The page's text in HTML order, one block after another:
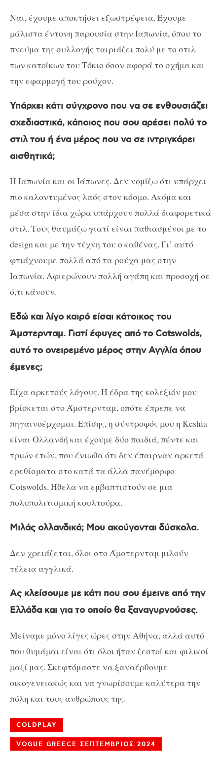
Ναι, έχουμε αποκτήσει εξωστρέφεια. Έχουμε
μάλιστα έντονη παρουσία στην Ιαπωνία, όπου το
πνεύμα της συλλογής ταιριάζει πολύ με το στιλ
των κατοίκων του Τόκιο όσον αφορά το σχήμα και
την εφαρμογή του ρούχου.
Υπάρχει κάτι σύγχρονο που να σε ενθουσιάζει
σχεδιαστικά, κάποιος που σου αρέσει πολύ το
στιλ του ή ένα μέρος που να σε ιντριγκάρει
αισθητικά;
Η Ιαπωνία και οι Ιάπωνες. Δεν νομίζω ότι υπάρχει
πιο καλοντυμένος λαός στον κόσμο. Ακόμα και
μέσα στην ίδια χώρα υπάρχουν πολλά διαφορετικά
στιλ. Τους θαυμάζω γιατί είναι παθιασμένοι με το
design και με την τέχνη του ο καθένας. Γι’ αυτό
φτιάχνουμε πολλά από τα ρούχα μας στην
Ιαπωνία. Αφιερώνουν πολλή αγάπη και προσοχή σε
ό,τι κάνουν.
Εδώ και λίγο καιρό είσαι κάτοικος του
Άμστερνταμ. Γιατί έφυγες από το Cotswolds,
αυτό το ονειρεμένο μέρος στην Αγγλία όπου
έμενες;
Είχα αρκετούς λόγους. Η έδρα της κολεξιόν μου
βρίσκεται στο Άμστερνταμ, οπότε έπρεπε να
πηγαινοέρχομαι. Επίσης, η σύντροφός μου η Keshia
είναι Ολλανδή και έχουμε δύο παιδιά, πέντε και
τριών ετών, που ένιωθα ότι δεν έπαιρναν αρκετά
ερεθίσματα στο κατά τα άλλα πανέμορφο
Cotswolds. Ήθελα να εμβαπτιστούν σε μια
πολυπολιτισμική κουλτούρα.
Μιλάς ολλανδικά; Μου ακούγονται δύσκολα.
Δεν χρειάζεται, όλοι στο Άμστερνταμ μιλούν
τέλεια αγγλικά.
Ας κλείσουμε με κάτι που σου έμεινε από την
Ελλάδα και για το οποίο θα ξαναγυρνούσες.
Μείναμε μόνο λίγες ώρες στην Αθήνα, αλλά αυτό
που θυμάμαι είναι ότι όλοι ήταν ζεστοί και φιλικοί
μαζί μας. Σκεφτόμαστε να ξαναέρθουμε
οικογενειακώς και να γνωρίσουμε καλύτερα την
πόλη και τους ανθρώπους της.
COLDPLAY
VOGUE GREECE ΣΕΠΤΕΜΒΡΙΟΣ 2024